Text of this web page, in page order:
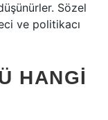
Sözel
ve politikacı
HANGI